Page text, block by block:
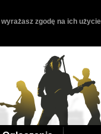
zgodę na ich